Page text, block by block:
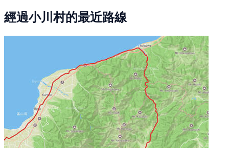
經過小川村的最近路線